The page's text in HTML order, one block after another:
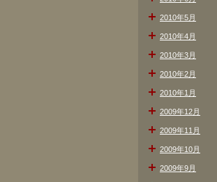
2010年5月
2010年4月
2010年3月
2010年2月
2010年1月
2009年12月
2009年11月
2009年10月
2009年9月